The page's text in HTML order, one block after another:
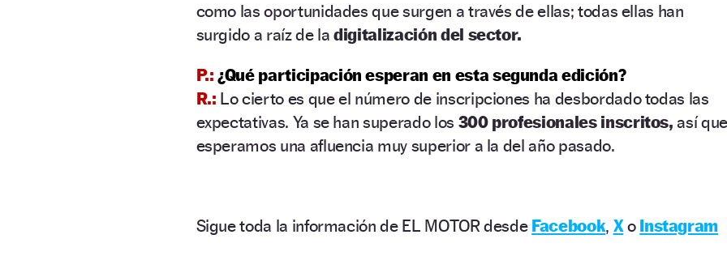
como las oportunidades que surgen a través de ellas; todas ellas han
surgido a raíz de ladigitalización del sector.
P.:¿Qué participación esperan en esta segunda edición?
R.: Lo cierto es que el número de inscripciones ha desbordado todas las
expectativas. Ya se han superado los 300 profesionales inscritos, así que
esperamos una afluencia muy superior a la del año pasado.
Sigue toda la información de EL MOTOR desde Facebook, Xo Instagram